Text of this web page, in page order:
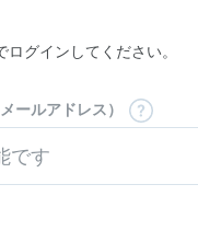
グインしてください。
ールアドレス）